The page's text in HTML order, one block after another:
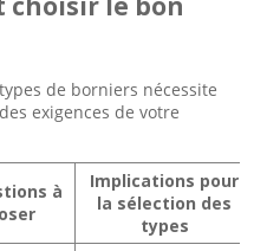
de borniers nécessite
exigences de votre
à
Implications pour
la sélection des
types